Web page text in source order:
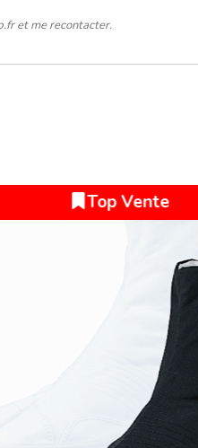
et me recontacter.
MADE IN JAPAN